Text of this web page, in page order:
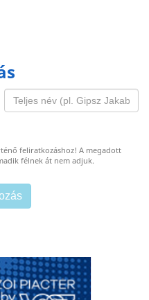
feliratkozáshoz! A megadott
félnek át nem adjuk.